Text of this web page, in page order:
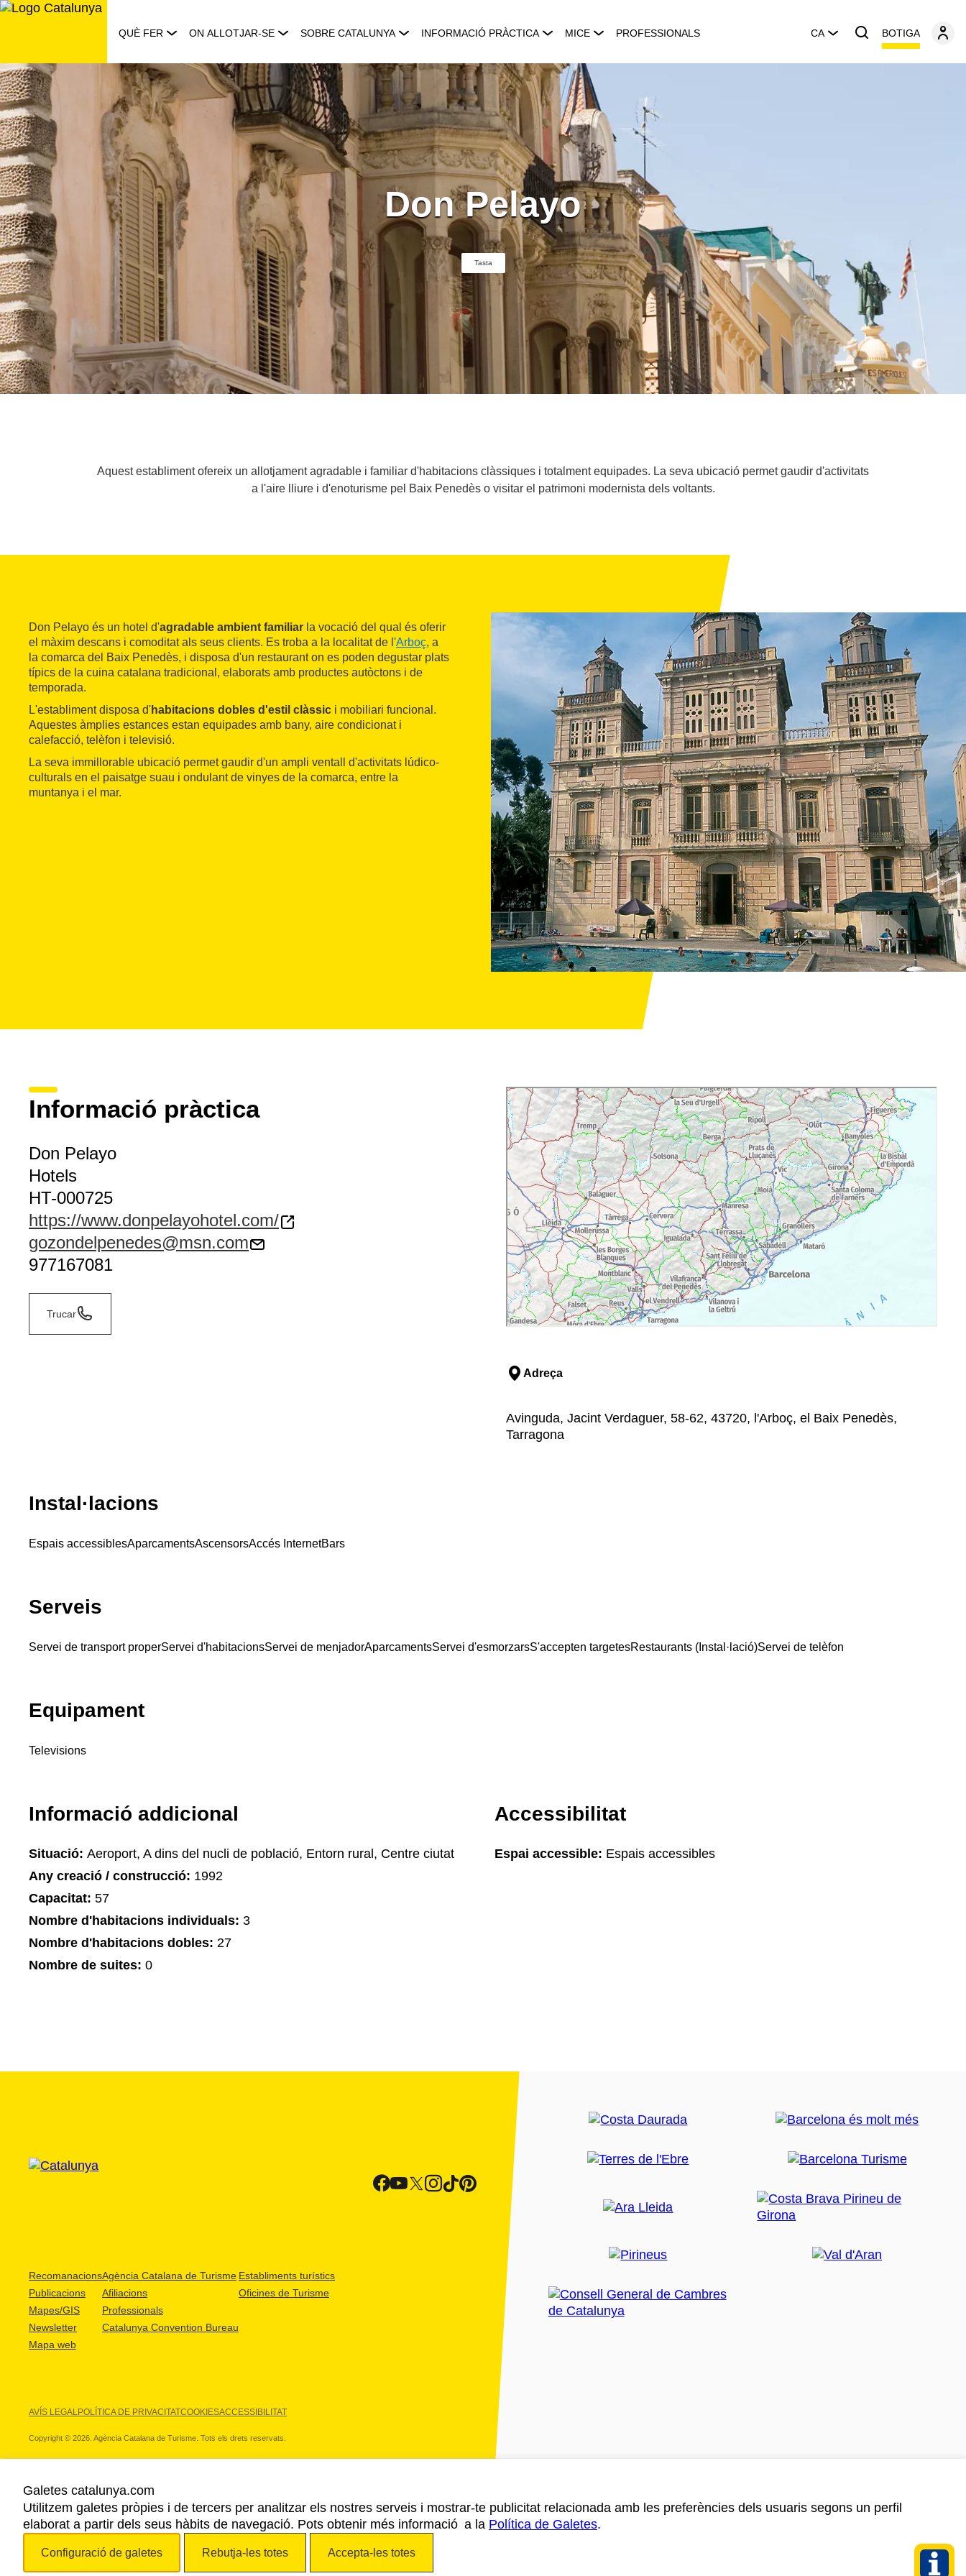
Saltar
QUÈ FER ON ALLOTJAR-SE SOBRE CATALUNYA INFORMACIÓ PRÀCTICA MICE PROFESSIONALS CA BOTIGA
Don Pelayo
Tasta
Aquest establiment ofereix un allotjament agradable i familiar d'habitacions clàssiques i totalment equipades. La seva ubicació permet gaudir d'activitats
a l'aire lliure i d'enoturisme pel Baix Penedès o visitar el patrimoni modernista dels voltants.
Don Pelayo és un hotel d'agradable ambient familiar la vocació del qual és oferir
el màxim descans i comoditat als seus clients. Es troba a la localitat de l'Arboç, a
la comarca del Baix Penedès, i disposa d'un restaurant on es poden degustar plats
típics de la cuina catalana tradicional, elaborats amb productes autòctons i de
temporada.
L'establiment disposa d'habitacions dobles d'estil clàssic i mobiliari funcional.
Aquestes àmplies estances estan equipades amb bany, aire condicionat i
calefacció, telèfon i televisió.
La seva immillorable ubicació permet gaudir d'un ampli ventall d'activitats lúdico-
culturals en el paisatge suau i ondulant de vinyes de la comarca, entre la
muntanya i el mar.
Informació pràctica
Don Pelayo
Hotels
HT-000725
https://www.donpelayohotel.com/
gozondelpenedes@msn.com
977167081
Trucar
Adreça
Avinguda, Jacint Verdaguer, 58-62, 43720, l'Arboç, el Baix Penedès,
Tarragona
Instal·lacions
Espais accessiblesAparcamentsAscensorsAccés InternetBars
Serveis
Servei de transport properServei d'habitacionsServei de menjadorAparcamentsServei d'esmorzarsS'accepten targetesRestaurants (Instal·lació)Servei de telèfon
Equipament
Televisions
Informació addicional
Situació: Aeroport, A dins del nucli de població, Entorn rural, Centre ciutat
Any creació / construcció: 1992
Capacitat: 57
Nombre d'habitacions individuals: 3
Nombre d'habitacions dobles: 27
Nombre de suites: 0
Accessibilitat
Espai accessible: Espais accessibles
Recomanacions
Publicacions
Mapes/GIS
Newsletter
Mapa web
Agència Catalana de Turisme
Afiliacions
Professionals
Catalunya Convention Bureau
Establiments turístics
Oficines de Turisme
AVÍS LEGALPOLÍTICA DE PRIVACITATCOOKIESACCESSIBILITAT
Copyright © 2026. Agència Catalana de Turisme. Tots els drets reservats.
ELS NOSTRES PARTNERS
Galetes catalunya.com
Utilitzem galetes pròpies i de tercers per analitzar els nostres serveis i mostrar-te publicitat relacionada amb les preferències dels usuaris segons un perfil
elaborat a partir dels seus hàbits de navegació. Pots obtenir més informació a la Política de Galetes.
Configuració de galetes Rebutja-les totes Accepta-les totes